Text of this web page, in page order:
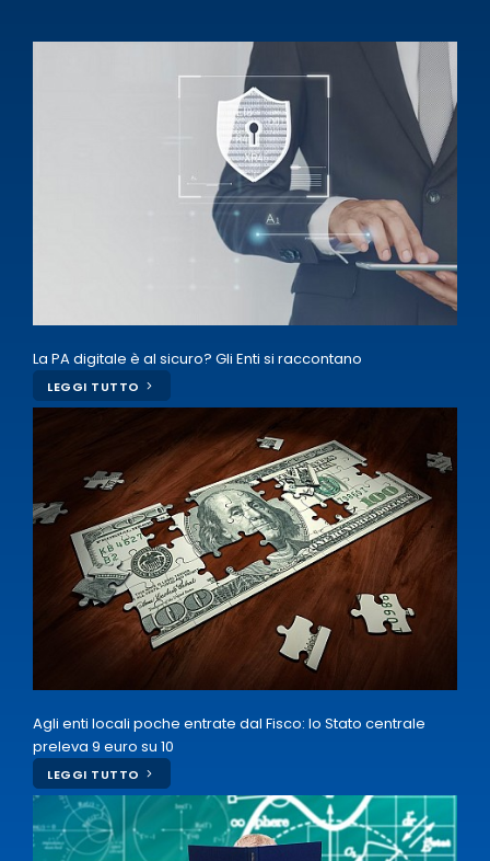
La PA digitale è al sicuro? Gli Enti si raccontano
LEGGI TUTTO
Agli enti locali poche entrate dal Fisco: lo Stato centrale
preleva 9 euro su 10
LEGGI TUTTO